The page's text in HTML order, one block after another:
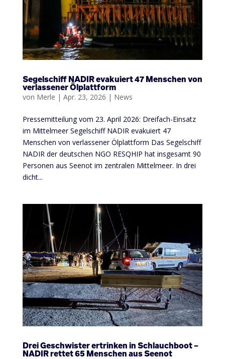
Segelschiff NADIR evakuiert 47 Menschen von
verlassener Ölplattform
von Merle | Apr. 23, 2026 | News
Pressemitteilung vom 23. April 2026: Dreifach-Einsatz
im Mittelmeer Segelschiff NADIR evakuiert 47
Menschen von verlassener Ölplattform Das Segelschiff
NADIR der deutschen NGO RESQHIP hat insgesamt 90
Personen aus Seenot im zentralen Mittelmeer. In drei
dicht...
Drei Geschwister ertrinken in Schlauchboot –
NADIR rettet 65 Menschen aus Seenot